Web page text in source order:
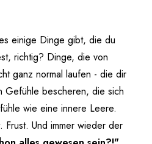
einige Dinge gibt, die du
richtig? Dinge, die von
ganz normal laufen - die dir
Gefühle bescheren, die sich
wie eine innere Leere.
Frust. Und immer wieder der